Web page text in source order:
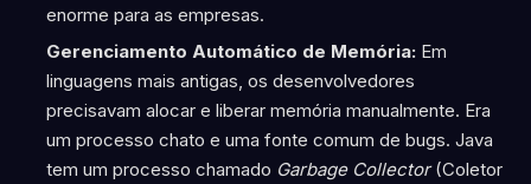
enorme para as empresas.
Gerenciamento Automático de Memória:Em
linguagens mais antigas, os desenvolvedores
precisavam alocar e liberar memória manualmente. Era
um processo chato e uma fonte comum de bugs. Java
tem um processo chamado Garbage Collector(Coletor